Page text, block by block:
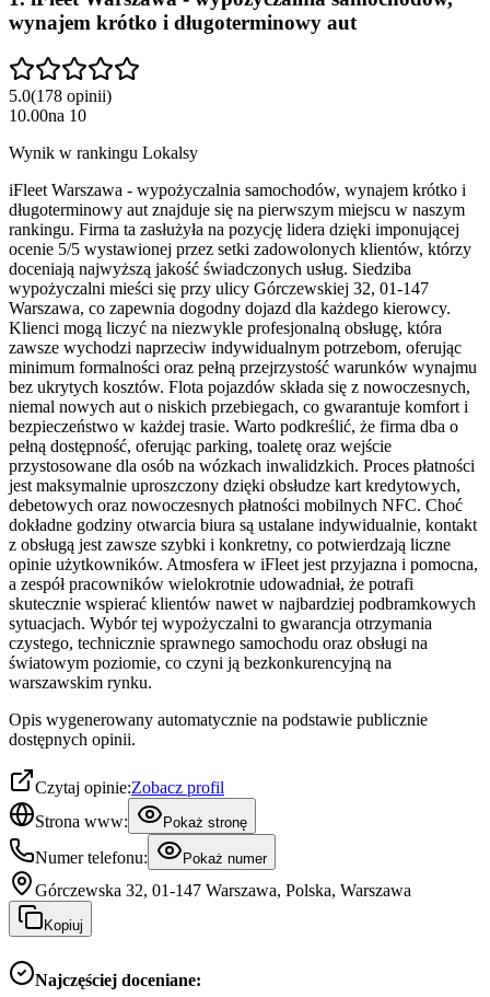
wynajem krótko i długoterminowy aut
5.0(178 opinii)
10.00na 10
Wynik w rankingu Lokalsy
iFleet Warszawa - wypożyczalnia samochodów, wynajem krótko i
długoterminowy aut znajduje się na pierwszym miejscu w naszym
rankingu. Firma ta zasłużyła na pozycję lidera dzięki imponującej
ocenie 5/5 wystawionej przez setki zadowolonych klientów, którzy
doceniają najwyższą jakość świadczonych usług. Siedziba
wypożyczalni mieści się przy ulicy Górczewskiej 32, 01-147
Warszawa, co zapewnia dogodny dojazd dla każdego kierowcy.
Klienci mogą liczyć na niezwykle profesjonalną obsługę, która
zawsze wychodzi naprzeciw indywidualnym potrzebom, oferując
minimum formalności oraz pełną przejrzystość warunków wynajmu
bez ukrytych kosztów. Flota pojazdów składa się z nowoczesnych,
niemal nowych aut o niskich przebiegach, co gwarantuje komfort i
bezpieczeństwo w każdej trasie. Warto podkreślić, że firma dba o
pełną dostępność, oferując parking, toaletę oraz wejście
przystosowane dla osób na wózkach inwalidzkich. Proces płatności
jest maksymalnie uproszczony dzięki obsłudze kart kredytowych,
debetowych oraz nowoczesnych płatności mobilnych NFC. Choć
dokładne godziny otwarcia biura są ustalane indywidualnie, kontakt
z obsługą jest zawsze szybki i konkretny, co potwierdzają liczne
opinie użytkowników. Atmosfera w iFleet jest przyjazna i pomocna,
a zespół pracowników wielokrotnie udowadniał, że potrafi
skutecznie wspierać klientów nawet w najbardziej podbramkowych
sytuacjach. Wybór tej wypożyczalni to gwarancja otrzymania
czystego, technicznie sprawnego samochodu oraz obsługi na
światowym poziomie, co czyni ją bezkonkurencyjną na
warszawskim rynku.
Opis wygenerowany automatycznie na podstawie publicznie
dostępnych opinii.
Czytaj opinie:Zobacz profil
Strona www:
Pokaż stronę
Numer telefonu: Pokaż numer
Górczewska 32, 01-147 Warszawa, Polska, Warszawa
Kopiuj
Najczęściej doceniane: